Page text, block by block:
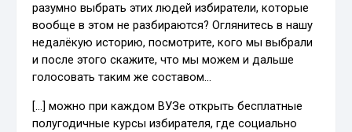
разумно выбрать этих людей избиратели, которые
вообще в этом не разбираются? Оглянитесь в нашу
недалёкую историю, посмотрите, кого мы выбрали
и после этого скажите, что мы можем и дальше
голосовать таким же составом…
[…] можно при каждом ВУЗе открыть бесплатные
полугодичные курсы избирателя, где социально